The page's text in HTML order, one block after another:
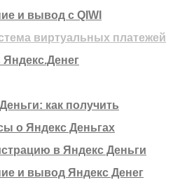
и вывод с QIWI
виртуальных платежей
Яндекс.Денег
как получить
о Яндекс Деньгах
в Яндекс Деньги
и вывод Яндекс Денег